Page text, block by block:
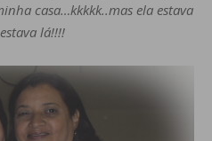
casa…kkkkk..mas ela estava
lá!!!!